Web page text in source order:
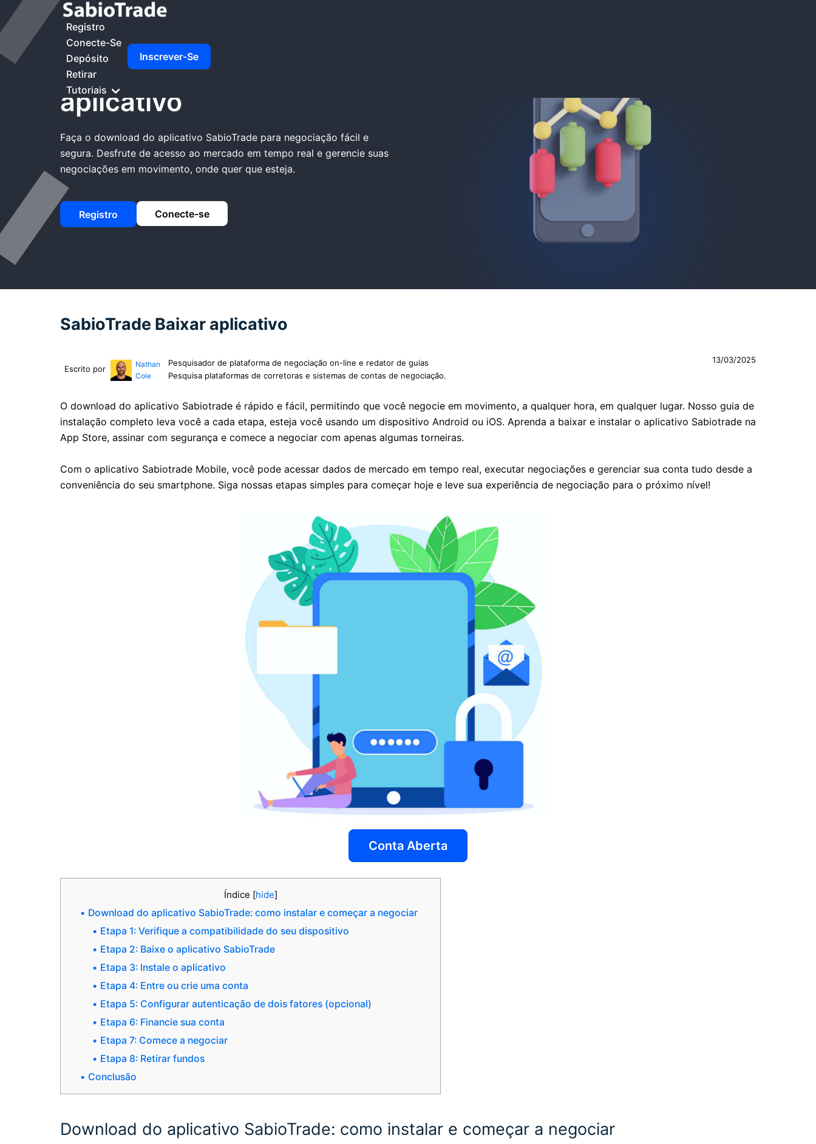
Registro
Conecte-Se
Depósito
Retirar
Tutoriais
Inscrever-Se
Casa SabioTrade Baixar Aplicativo
SabioTrade Baixar
aplicativo
Faça o download do aplicativo SabioTrade para negociação fácil e
segura. Desfrute de acesso ao mercado em tempo real e gerencie suas
negociações em movimento, onde quer que esteja.
Registro Conecte-se
SabioTrade Baixar aplicativo
Escrito por
Nathan
Cole
Pesquisador de plataforma de negociação on-line e redator de guias
Pesquisa plataformas de corretoras e sistemas de contas de negociação.
13/03/2025
O download do aplicativo Sabiotrade é rápido e fácil, permitindo que você negocie em movimento, a qualquer hora, em qualquer lugar. Nosso guia de
instalação completo leva você a cada etapa, esteja você usando um dispositivo Android ou iOS. Aprenda a baixar e instalar o aplicativo Sabiotrade na
App Store, assinar com segurança e comece a negociar com apenas algumas torneiras.
Com o aplicativo Sabiotrade Mobile, você pode acessar dados de mercado em tempo real, executar negociações e gerenciar sua conta tudo desde a
conveniência do seu smartphone. Siga nossas etapas simples para começar hoje e leve sua experiência de negociação para o próximo nível!
Conta Aberta
Índice [hide]
Download do aplicativo SabioTrade: como instalar e começar a negociar
Etapa 1: Verifique a compatibilidade do seu dispositivo
Etapa 2: Baixe o aplicativo SabioTrade
Etapa 3: Instale o aplicativo
Etapa 4: Entre ou crie uma conta
Etapa 5: Configurar autenticação de dois fatores (opcional)
Etapa 6: Financie sua conta
Etapa 7: Comece a negociar
Etapa 8: Retirar fundos
Conclusão
Download do aplicativo SabioTrade: como instalar e começar a negociar